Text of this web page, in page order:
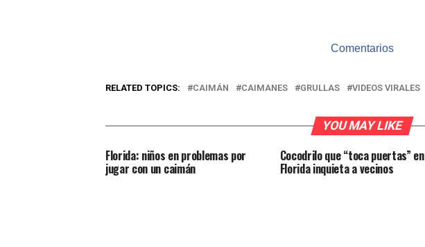
Comentarios
RELATED TOPICS: CAIMÁN CAIMANES GRULLAS VIDEOS VIRALES
YOU MAY LIKE
Florida: niños en problemas por
jugar con un caimán
Cocodrilo que “toca puertas” en
Florida inquieta a vecinos